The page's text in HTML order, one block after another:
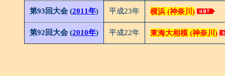
第93回大会 (2011年) 平成23年 横浜 (神奈川)
第92回大会 (2010年) 平成22年 東海大相模 (神奈川)